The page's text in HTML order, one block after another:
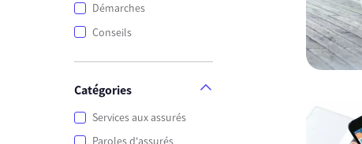
Démarches
Conseils
Catégories
Services aux assurés